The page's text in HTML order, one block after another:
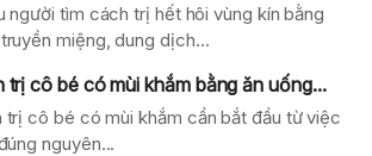
người tìm cách trị hết hôi vùng kín bằng
miệng, dung dịch...
trị cô bé có mùi khắm bằng ăn uống...
trị cô bé có mùi khắm cần bắt đầu từ việc
nguyên...